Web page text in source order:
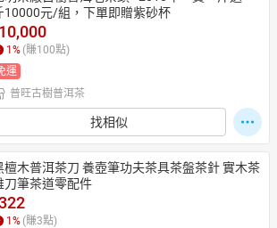
10000元/組，下單即贈紫砂杯
10,000
1 % (賺100點)
運
普旺古樹普洱茶
找相似
檀木普洱茶刀 養壺筆功夫茶具茶盤茶針 實木茶
刀筆茶道零配件
1 % (賺3點)